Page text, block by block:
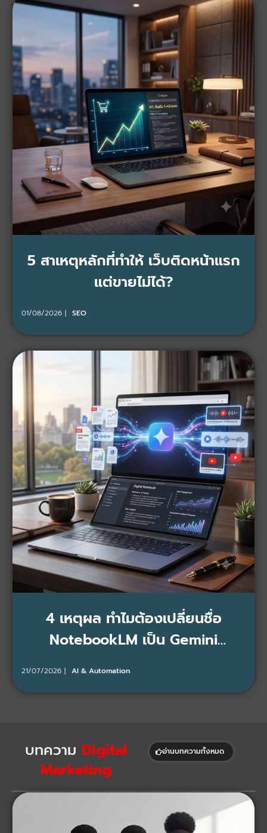
5 สาเหตุหลักที่ทำให้ เว็บติดหน้าแรก
แต่ขายไม่ได้?
01/08/2026 SEO
4 เหตุผล ทำไมต้องเปลี่ยนชื่อ
NotebookLM เป็น Gemini
21/07/2026 AI & Automation
บทความ Digital
Marketing
อ่านบทความทั้งหมด